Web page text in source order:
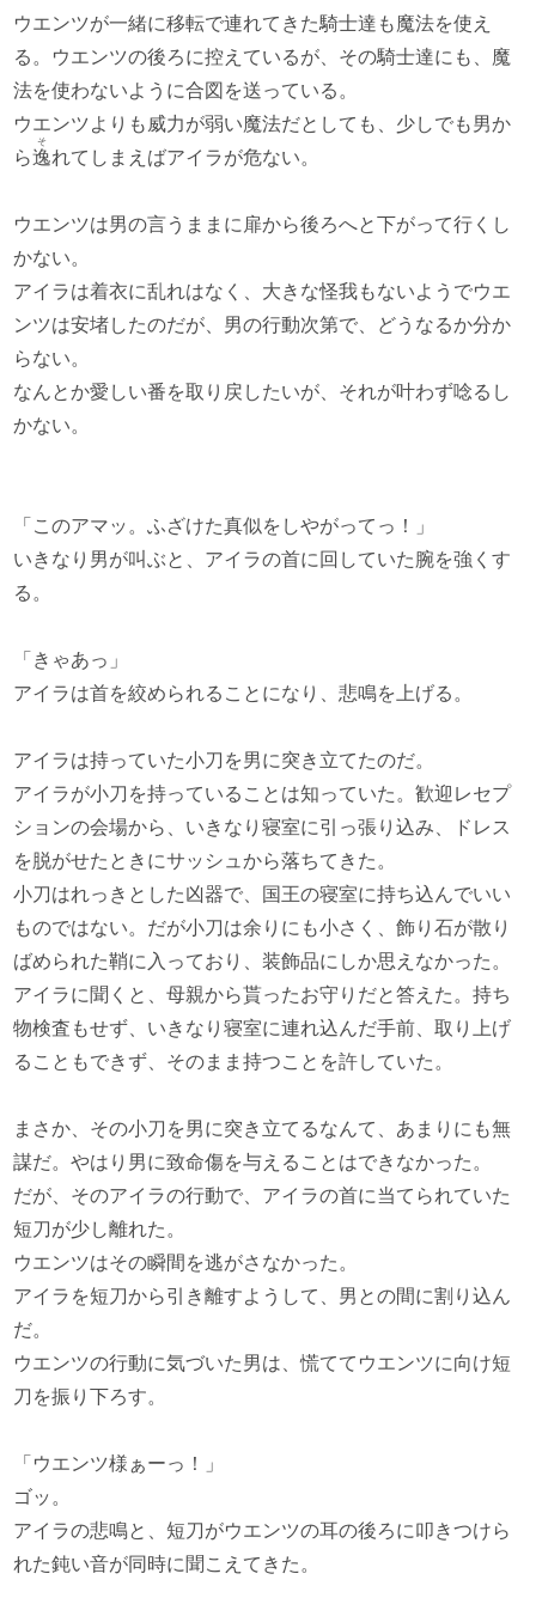
ウエンツが一緒に移転で連れてきた騎士達も魔法を使え
る。ウエンツの後ろに控えているが、その騎士達にも、魔
法を使わないように合図を送っている。
ウエンツよりも威力が弱い魔法だとしても、少しでも男か
ら逸
そ
れてしまえばアイラが危ない。
ウエンツは男の言うままに扉から後ろへと下がって行くし
かない。
アイラは着衣に乱れはなく、大きな怪我もないようでウエ
ンツは安堵したのだが、男の行動次第で、どうなるか分か
らない。
なんとか愛しい番を取り戻したいが、それが叶わず唸るし
かない。
「このアマッ。ふざけた真似をしやがってっ！」
いきなり男が叫ぶと、アイラの首に回していた腕を強くす
る。
「きゃあっ」
アイラは首を絞められることになり、悲鳴を上げる。
アイラは持っていた小刀を男に突き立てたのだ。
アイラが小刀を持っていることは知っていた。歓迎レセプ
ションの会場から、いきなり寝室に引っ張り込み、ドレス
を脱がせたときにサッシュから落ちてきた。
小刀はれっきとした凶器で、国王の寝室に持ち込んでいい
ものではない。だが小刀は余りにも小さく、飾り石が散り
ばめられた鞘に入っており、装飾品にしか思えなかった。
アイラに聞くと、母親から貰ったお守りだと答えた。持ち
物検査もせず、いきなり寝室に連れ込んだ手前、取り上げ
ることもできず、そのまま持つことを許していた。
まさか、その小刀を男に突き立てるなんて、あまりにも無
謀だ。やはり男に致命傷を与えることはできなかった。
だが、そのアイラの行動で、アイラの首に当てられていた
短刀が少し離れた。
ウエンツはその瞬間を逃がさなかった。
アイラを短刀から引き離すようして、男との間に割り込ん
だ。
ウエンツの行動に気づいた男は、慌ててウエンツに向け短
刀を振り下ろす。
「ウエンツ様ぁーっ！」
ゴッ。
アイラの悲鳴と、短刀がウエンツの耳の後ろに叩きつけら
れた鈍い音が同時に聞こえてきた。